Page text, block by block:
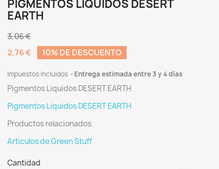
PIGMENTOS LIQUIDOS DESERT
EARTH
3,06 €
2,76 €
10% DE DESCUENTO
Impuestos incluidos Entrega estimada entre 3 y 4 días
Pigmentos Liquidos DESERT EARTH
Pigmentos Liquidos DESERT EARTH
Productos relacionados
Articulos de Green Stuff
Cantidad